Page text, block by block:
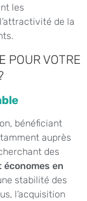
les
de la
POUR VOTRE
bénéficiant
auprès
des
en
stabilité des
l’acquisition